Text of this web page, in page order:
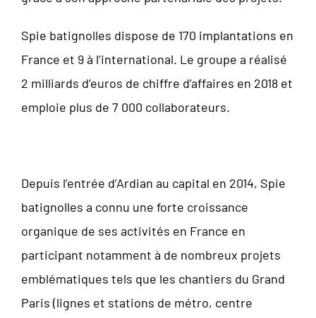
Spie batignolles dispose de 170 implantations en
France et 9 à l’international. Le groupe a réalisé
2 milliards d’euros de chiffre d’affaires en 2018 et
emploie plus de 7 000 collaborateurs.
Depuis l’entrée d’Ardian au capital en 2014, Spie
batignolles a connu une forte croissance
organique de ses activités en France en
participant notamment à de nombreux projets
emblématiques tels que les chantiers du Grand
Paris (lignes et stations de métro, centre